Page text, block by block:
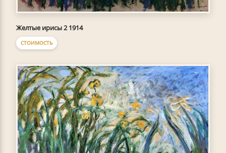
Желтые ирисы 2 1914
СТОИМОСТЬ